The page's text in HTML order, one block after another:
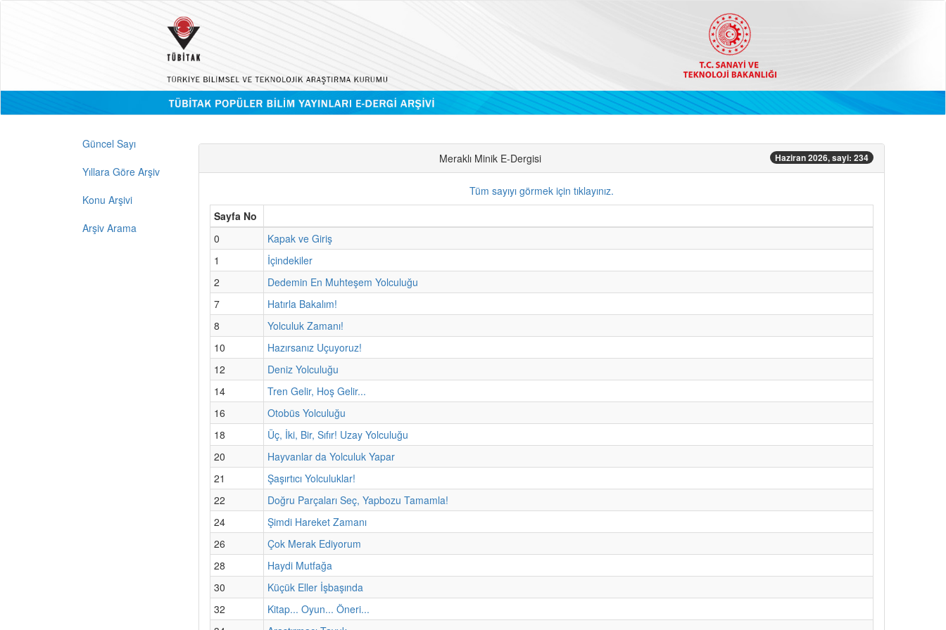
Güncel Sayı
Yıllara Göre Arşiv
Konu Arşivi
Arşiv Arama
Meraklı Minik E-Dergisi Haziran 2026, sayi: 234
Tüm sayıyı görmek için tıklayınız.
Sayfa No
0
Kapak ve Giriş
1
İçindekiler
2
Dedemin En Muhteşem Yolculuğu
7
Hatırla Bakalım!
8
Yolculuk Zamanı!
10
Hazırsanız Uçuyoruz!
12
Deniz Yolculuğu
14
Tren Gelir, Hoş Gelir...
16
Otobüs Yolculuğu
18
Üç, İki, Bir, Sıfır! Uzay Yolculuğu
20
Hayvanlar da Yolculuk Yapar
21
Şaşırtıcı Yolculuklar!
22
Doğru Parçaları Seç, Yapbozu Tamamla!
24
Şimdi Hareket Zamanı
26
Çok Merak Ediyorum
28
Haydi Mutfağa
30
Küçük Eller İşbaşında
32
Kitap... Oyun... Öneri...